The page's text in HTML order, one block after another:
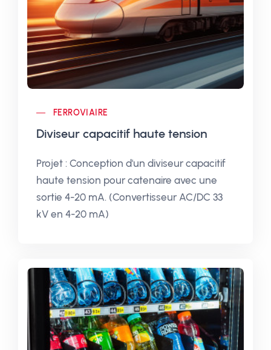
FERROVIAIRE
Diviseur capacitif haute tension
Projet : Conception d'un diviseur capacitif
haute tension pour catenaire avec une
sortie 4-20 mA. (Convertisseur AC/DC 33
kV en 4-20 mA)